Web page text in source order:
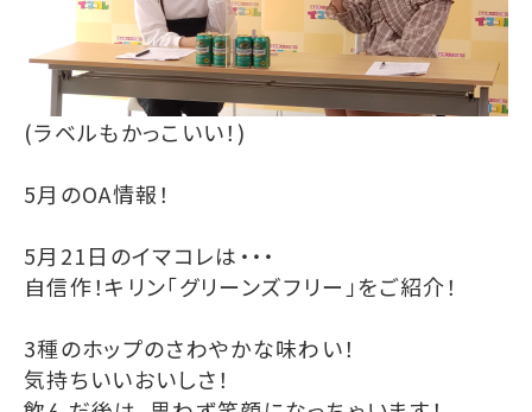
(ラベルもかっこいい！)
5月のOA情報！
5月21日のイマコレは・・・
自信作！キリン「グリーンズフリー」をご紹介！
3種のホップのさわやかな味わい！
気持ちいいおいしさ！